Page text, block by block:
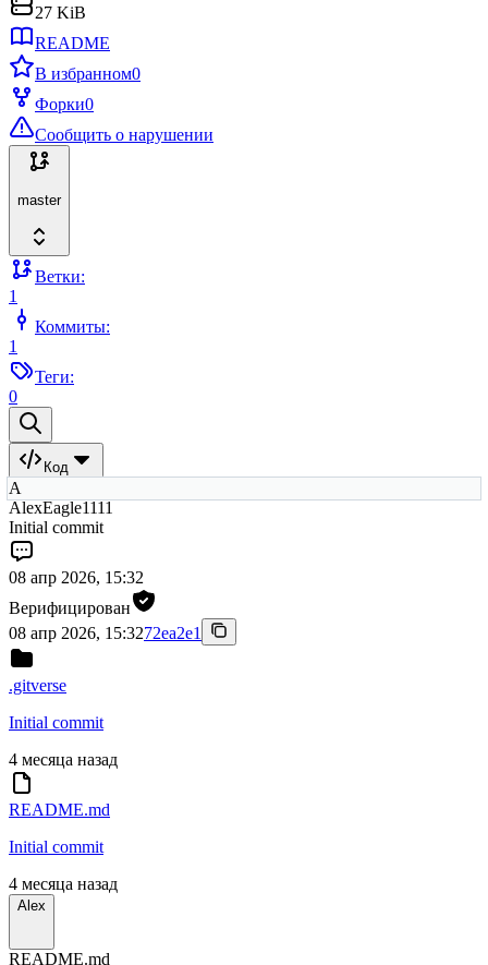
27 KiB
README
В избранном0
Форки0
Сообщить о нарушении
master
Ветки:
1
Коммиты:
1
Теги:
0
Код
A
AlexEagle1111
Initial commit
08 апр 2026, 15:32
Верифицирован
08 апр 2026, 15:3272ea2e1
.gitverse
Initial commit
4 месяца назад
README.md
Initial commit
4 месяца назад
Alex
README.md